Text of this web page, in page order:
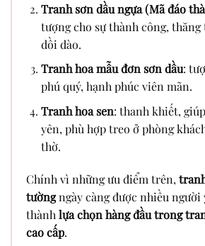
Tranh sơn dầu ngựa (Mã đáo
tượng cho sự thành công,
dồi dào.
Tranh hoa mẫu đơn sơn dầu:
phú quý, hạnh phúc viên mãn.
Tranh hoa sen: thanh khiết,
yên, phù hợp treo ở phòng
thờ.
Chính vì những ưu điểm trên,
tườngngày càng được nhiều
thành lựa chọn hàng đầu trong
cao cấp.